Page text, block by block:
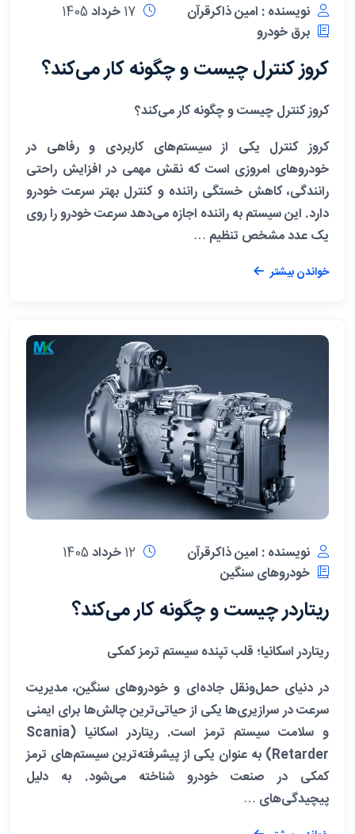
نویسنده : امین ذاکرقرآن
17 خرداد 1405
برق خودرو
کروز کنترل چیست و چگونه کار می‌کند؟
کروز کنترل چیست و چگونه کار می‌کند؟
کروز کنترل یکی از سیستم‌های کاربردی و رفاهی در
خودروهای امروزی است که نقش مهمی در افزایش راحتی
رانندگی، کاهش خستگی راننده و کنترل بهتر سرعت خودرو
دارد. این سیستم به راننده اجازه می‌دهد سرعت خودرو را روی
یک عدد مشخص تنظیم …
خواندن بیشتر
نویسنده : امین ذاکرقرآن
12 خرداد 1405
خودروهای سنگین
ریتاردر چیست و چگونه کار می‌کند؟
ریتاردر اسکانیا؛ قلب تپنده سیستم ترمز کمکی
در دنیای حمل‌ونقل جاده‌ای و خودروهای سنگین، مدیریت
سرعت در سرازیری‌ها یکی از حیاتی‌ترین چالش‌ها برای ایمنی
و سلامت سیستم ترمز است.
ریتاردر اسکانیا (Scania
Retarder) به عنوان یکی از پیشرفته‌ترین سیستم‌های ترمز
کمکی در صنعت خودرو شناخته می‌شود. به دلیل
پیچیدگی‌های …